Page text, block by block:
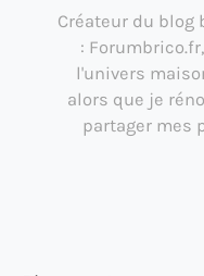
Créateur du blog
:
l'univers
alors que je
partager mes